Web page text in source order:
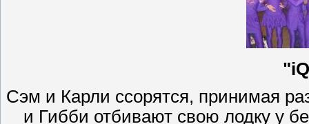
Сэм и Карли ссорятся, принимая
и Гибби отбивают свою лодку у